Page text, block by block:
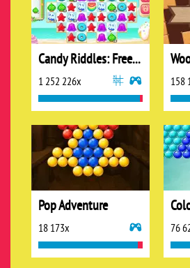
Candy Riddles: Free Match 3 Puzzle
1 252 226x 158
Pop Adventure
18 173x 76